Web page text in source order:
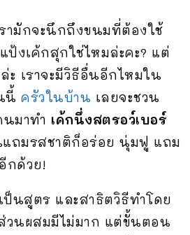
ามักจะนึกถึงขนมที่ต้องใช้
ป้งเค้กสุกใช่ไหมล่ะคะ? แต่
ะ เราจะมีวิธีอื่นอีกไหมใน
นี้ ครัวในบ้าน เลยจะชวน
นมาทำ เค้กนึ่งสตรอว์เบอร์
ถมรสชาติก็อร่อย นุ่มฟู แถม
กด้วย!
นสูตร และสาธิตวิธีทำโดย
วนผสมมีไม่มาก แต่ขั้นตอน